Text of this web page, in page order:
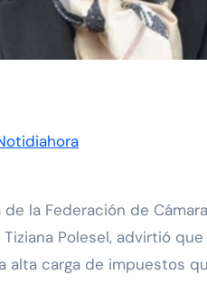
Tiziana Polesel, advirtió
alta carga de impuestos